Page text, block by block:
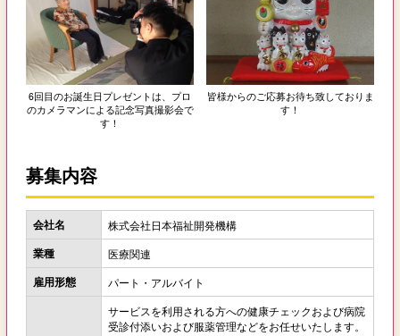
6回目のお誕生日プレゼントは、プロ
のカメラマンによる記念写真撮影会で
す！
皆様からのご応募お待ち致しておりま
す！
募集内容
会社名 株式会社日本福祉開発機構
業種 医療関連
雇用形態
パート・アルバイト
サービスを利用される方への健康チェックおよび病院
受診付添いおよび服薬管理などをお任せいたします。